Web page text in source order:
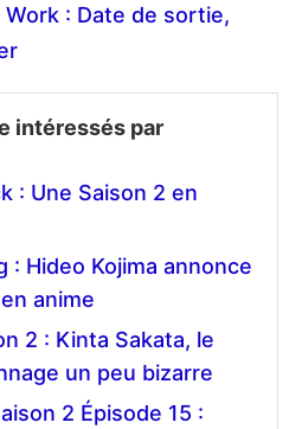
Work : Date de sortie,
intéressés par
: Une Saison 2 en
: Hideo Kojima annonce
anime
2 : Kinta Sakata, le
un peu bizarre
2 Épisode 15 :